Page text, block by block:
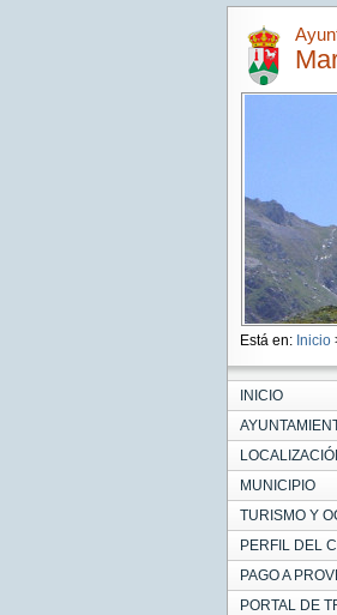
Está en: Inicio
INICIO
MUNICIPIO
TURISMO Y
PERFIL DEL
PAGO A
PORTAL DE